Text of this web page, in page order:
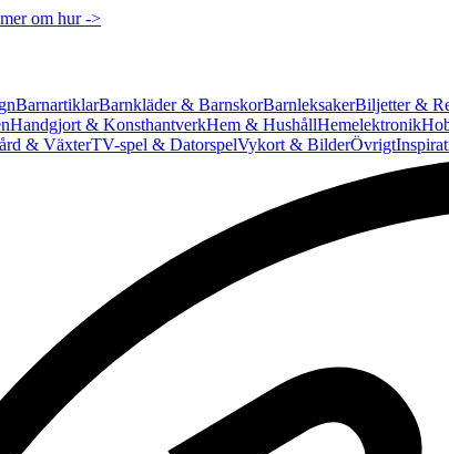
om hur ->
BarnartiklarBarnkläder & BarnskorBarnleksakerBiljetter &
Handgjort & KonsthantverkHem & HushållHemelektronik
& VäxterTV-spel & DatorspelVykort & BilderÖvrigt